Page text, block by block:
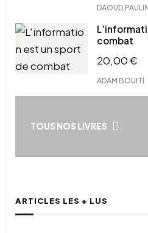
DAOUD
combat
20,00€
ADAM BOUITI
TOUS NOS LIVRES
ARTICLES LES + LUS